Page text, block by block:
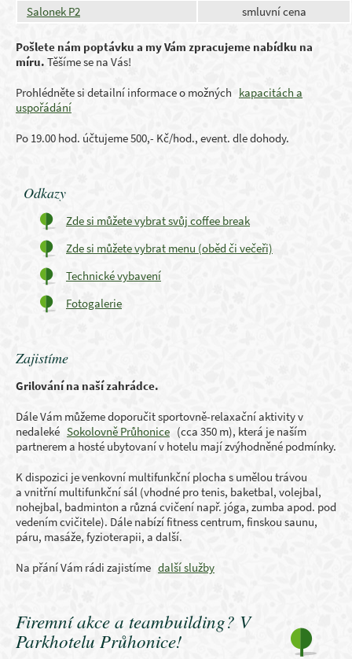
Salonek P2
smluvní cena
Pošlete nám poptávku a my Vám zpracujeme nabídku na
míru. Těšíme se na Vás!
Prohlédněte si detailní informace o možných kapacitách a
uspořádání
Po 19.00 hod. účtujeme 500,- Kč/hod., event. dle dohody.
Odkazy
Zde si můžete vybrat svůj coffee break
Zde si můžete vybrat menu (oběd či večeři)
Technické vybavení
Fotogalerie
Zajistíme
Grilování na naší zahrádce.
Dále Vám můžeme doporučit sportovně-relaxační aktivity v
nedaleké Sokolovně Průhonice (cca 350 m), která je naším
partnerem a hosté ubytovaní v hotelu mají zvýhodněné podmínky.
K dispozici je venkovní multifunkční plocha s umělou trávou
a vnitřní multifunkční sál (vhodné pro tenis, baketbal, volejbal,
nohejbal, badminton a různá cvičení např. jóga, zumba apod. pod
vedením cvičitele). Dále nabízí fitness centrum, finskou saunu,
páru, masáže, fyzioterapii, a další.
Na přání Vám rádi zajistíme další služby
Firemní akce a teambuilding? V
Parkhotelu Průhonice!